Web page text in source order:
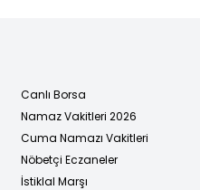
Canlı Borsa
Namaz Vakitleri 2026
Cuma Namazı Vakitleri
Nöbetçi Eczaneler
İstiklal Marşı